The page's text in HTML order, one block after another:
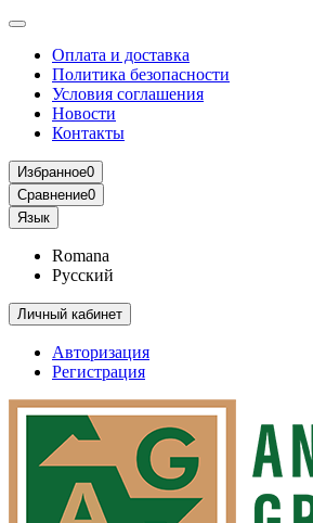
Оплата и доставка
Политика безопасности
Условия соглашения
Новости
Контакты
Избранное0
Сравнение0
Язык
Romana
Русский
Личный кабинет
Авторизация
Регистрация